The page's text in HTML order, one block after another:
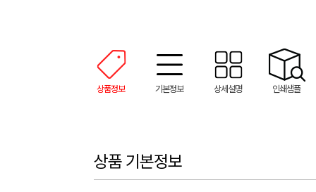
상품정보 기본정보 상세설명 인쇄샘플
상품 기본정보